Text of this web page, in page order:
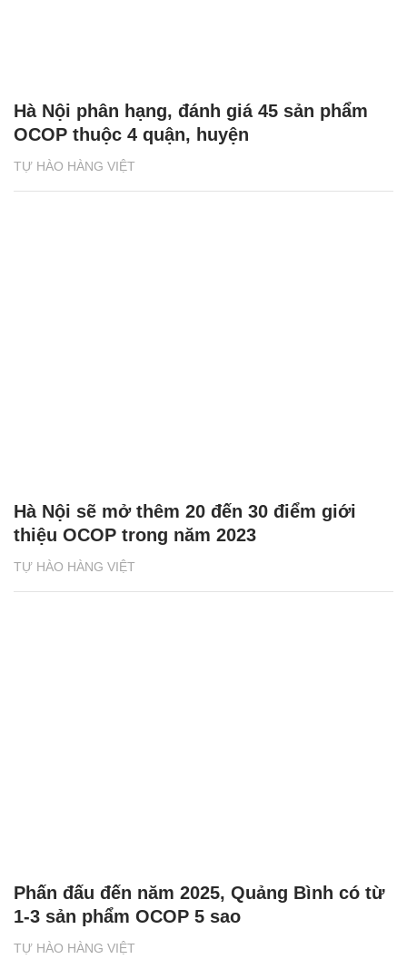
TỰ HÀO HÀNG VIỆT
Hà Nội phân hạng, đánh giá 45 sản phẩm
OCOP thuộc 4 quận, huyện
TỰ HÀO HÀNG VIỆT
Hà Nội sẽ mở thêm 20 đến 30 điểm giới
thiệu OCOP trong năm 2023
TỰ HÀO HÀNG VIỆT
Phấn đấu đến năm 2025, Quảng Bình có từ
1-3 sản phẩm OCOP 5 sao